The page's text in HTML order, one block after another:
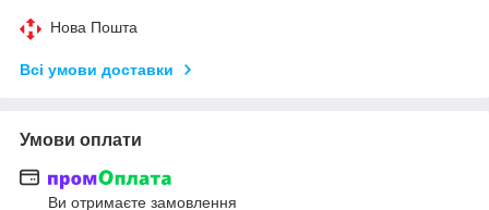
Нова Пошта
Всі умови доставки
Умови оплати
Ви отримаєте замовлення